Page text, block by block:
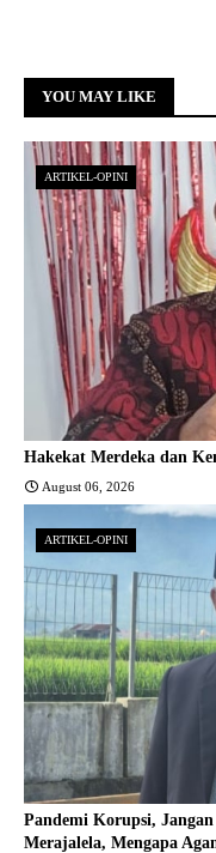
YOU MAY LIKE
ARTIKEL-OPINI
Hakekat Merdeka dan
August 06, 2026
ARTIKEL-OPINI
Pandemi Korupsi,
Merajalela, Mengapa